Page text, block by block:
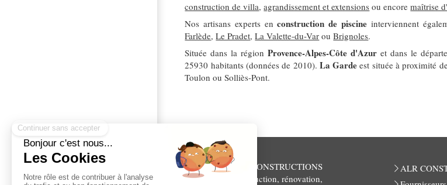
construction de villa,agrandissement et extensions ou encoremaîtrise
Nos artisans experts enconstruction de piscine interviennent
Farlède,Le Pradet,La Valette-du-Var ouBrignoles.
Située dans la régionProvence-Alpes-Côte d'Azur et dans le
25930 habitants (données de 2010). La Garde est située à proximité
Toulon ou Solliès-Pont.
ALR CONSTRUCTIONS
Construction, rénovation,
ALR